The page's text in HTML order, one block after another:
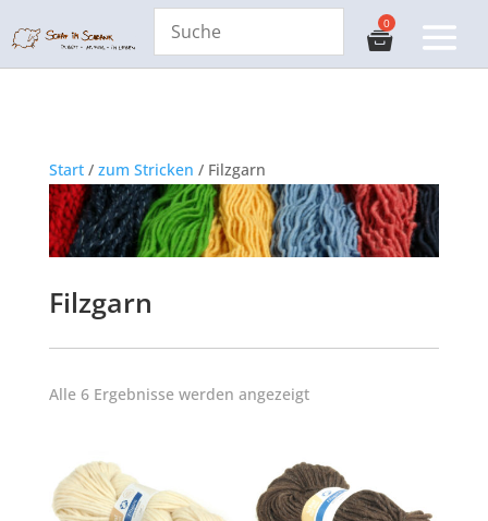
Start/ zum Stricken / Filzgarn
Filzgarn
Alle 6 Ergebnisse werden angezeigt